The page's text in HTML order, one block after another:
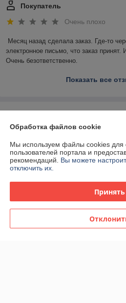
Покупатель
Очень плохо
Месяц назад сделала заказ. Где-то
электронное письмо, что заказ принят.
Очень безответственно.
Показать все
О нас
Доставка и оплата
График работы
Политика обработки cookies
Обработка файлов cookie
Мы используем файлы cookies для
пользователей портала и
рекомендаций. Вы можете
отключить их.
Принять